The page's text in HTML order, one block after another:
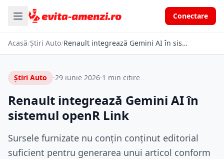
Conectare
Acasă/Știri Auto/ Renault integrează Gemini AI în sistemul openR Link
Știri Auto ·29 iunie 2026·1 min citire
Renault integrează Gemini AI în
sistemul openR Link
Sursele furnizate nu conțin conținut editorial
suficient pentru generarea unui articol conform